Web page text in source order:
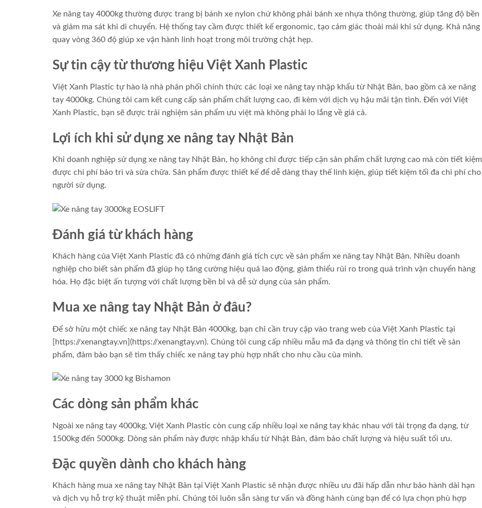
Xe nâng tay 4000kg thường được trang bị bánh xe nylon chứ không phải bánh xe nhựa thông thường, giúp tăng độ bền
và giảm ma sát khi di chuyển. Hệ thống tay cầm được thiết kế ergonomic, tạo cảm giác thoải mái khi sử dụng. Khả năng
quay vòng 360 độ giúp xe vận hành linh hoạt trong môi trường chật hẹp.
Sự tin cậy từ thương hiệu Việt Xanh Plastic
Việt Xanh Plastic tự hào là nhà phân phối chính thức các loại xe nâng tay nhập khẩu từ Nhật Bản, bao gồm cả xe nâng
tay 4000kg. Chúng tôi cam kết cung cấp sản phẩm chất lượng cao, đi kèm với dịch vụ hậu mãi tận tình. Đến với Việt
Xanh Plastic, bạn sẽ được trải nghiệm sản phẩm ưu việt mà không phải lo lắng về giá cả.
Lợi ích khi sử dụng xe nâng tay Nhật Bản
Khi doanh nghiệp sử dụng xe nâng tay Nhật Bản, họ không chỉ được tiếp cận sản phẩm chất lượng cao mà còn tiết kiệm
được chi phí bảo trì và sửa chữa. Sản phẩm được thiết kế để dễ dàng thay thế linh kiện, giúp tiết kiệm tối đa chi phí cho
người sử dụng.
Đánh giá từ khách hàng
Khách hàng của Việt Xanh Plastic đã có những đánh giá tích cực về sản phẩm xe nâng tay Nhật Bản. Nhiều doanh
nghiệp cho biết sản phẩm đã giúp họ tăng cường hiệu quả lao động, giảm thiểu rủi ro trong quá trình vận chuyển hàng
hóa. Họ đặc biệt ấn tượng với chất lượng bền bỉ và dễ sử dụng của sản phẩm.
Mua xe nâng tay Nhật Bản ở đâu?
Để sở hữu một chiếc xe nâng tay Nhật Bản 4000kg, bạn chỉ cần truy cập vào trang web của Việt Xanh Plastic tại
[https://xenangtay.vn](https://xenangtay.vn). Chúng tôi cung cấp nhiều mẫu mã đa dạng và thông tin chi tiết về sản
phẩm, đảm bảo bạn sẽ tìm thấy chiếc xe nâng tay phù hợp nhất cho nhu cầu của mình.
Các dòng sản phẩm khác
Ngoài xe nâng tay 4000kg, Việt Xanh Plastic còn cung cấp nhiều loại xe nâng tay khác nhau với tải trọng đa dạng, từ
1500kg đến 5000kg. Dòng sản phẩm này được nhập khẩu từ Nhật Bản, đảm bảo chất lượng và hiệu suất tối ưu.
Đặc quyền dành cho khách hàng
Khách hàng mua xe nâng tay Nhật Bản tại Việt Xanh Plastic sẽ nhận được nhiều ưu đãi hấp dẫn như bảo hành dài hạn
và dịch vụ hỗ trợ kỹ thuật miễn phí. Chúng tôi luôn sẵn sàng tư vấn và đồng hành cùng bạn để có lựa chọn phù hợp